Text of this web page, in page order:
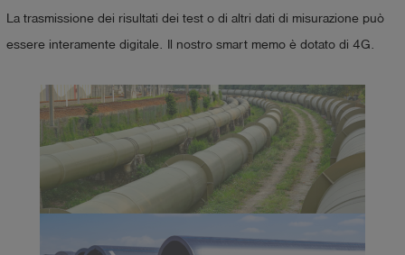
La trasmissione dei risultati dei test o di altri dati di misurazione può
essere interamente digitale. Il nostro smart memo è dotato di 4G.